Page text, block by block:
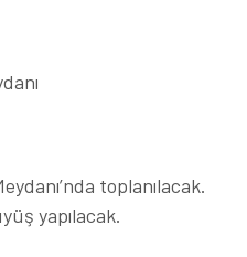
toplanılacak.
yapılacak.